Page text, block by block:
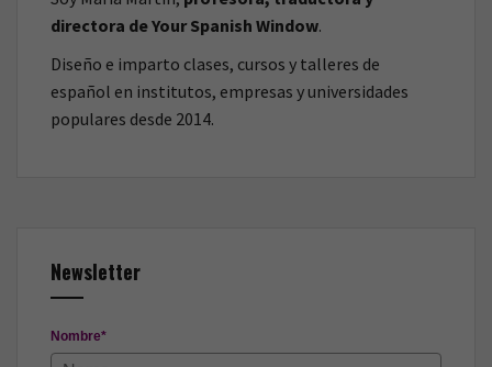
directora de Your Spanish Window.
Diseño e imparto clases, cursos y talleres de
español en institutos, empresas y universidades
populares desde 2014.
Newsletter
Nombre*